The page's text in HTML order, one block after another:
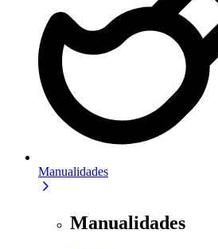
Manualidades
Manualidades